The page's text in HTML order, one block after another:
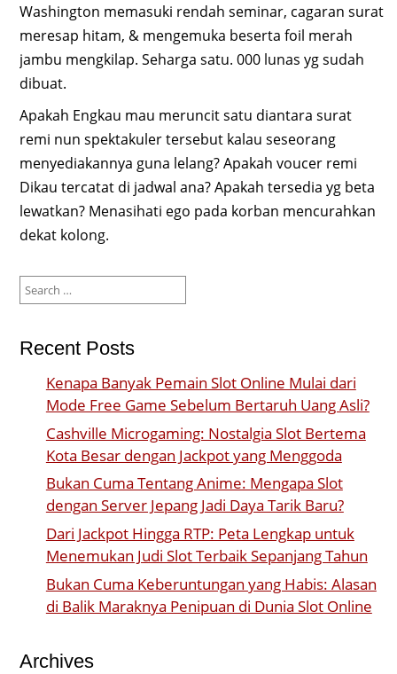
Washington memasuki rendah seminar, cagaran surat
meresap hitam, & mengemuka beserta foil merah
jambu mengkilap. Seharga satu. 000 lunas yg sudah
dibuat.
Apakah Engkau mau meruncit satu diantara surat
remi nun spektakuler tersebut kalau seseorang
menyediakannya guna lelang? Apakah voucer remi
Dikau tercatat di jadwal ana? Apakah tersedia yg beta
lewatkan? Menasihati ego pada korban mencurahkan
dekat kolong.
for:
Recent Posts
Kenapa Banyak Pemain Slot Online Mulai dari
Mode Free Game Sebelum Bertaruh Uang Asli?
Cashville Microgaming: Nostalgia Slot Bertema
Kota Besar dengan Jackpot yang Menggoda
Bukan Cuma Tentang Anime: Mengapa Slot
dengan Server Jepang Jadi Daya Tarik Baru?
Dari Jackpot Hingga RTP: Peta Lengkap untuk
Menemukan Judi Slot Terbaik Sepanjang Tahun
Bukan Cuma Keberuntungan yang Habis: Alasan
di Balik Maraknya Penipuan di Dunia Slot Online
Archives